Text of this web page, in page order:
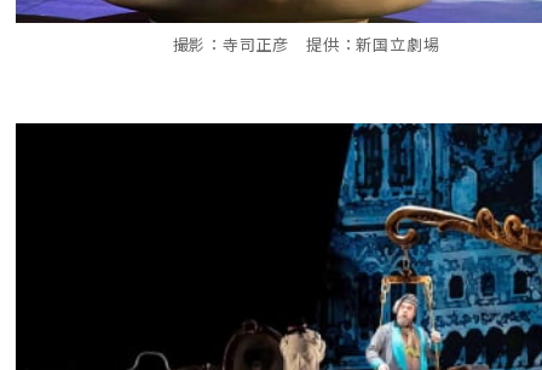
撮影：寺司正彦 提供：新国立劇場